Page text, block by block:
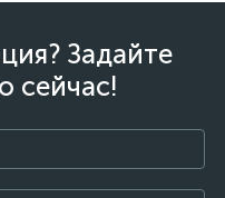
Задайте
сейчас!